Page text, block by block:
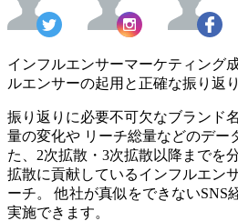
インフルエンサーマーケティング
ルエンサーの起用と正確な振り返り
振り返りに必要不可欠なブランド
量の変化や リーチ総量などのデー
た、2次拡散・3次拡散以降までを
拡散に貢献しているインフルエン
ーチ。 他社が真似をできないSNS
実施できます。